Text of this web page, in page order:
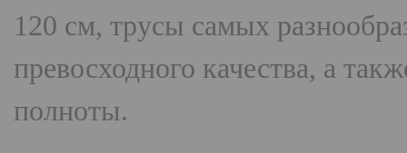
120 см, трусы самых
превосходного качества, а
полноты.